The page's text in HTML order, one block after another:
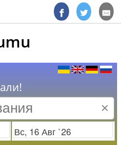
×
Отъезд